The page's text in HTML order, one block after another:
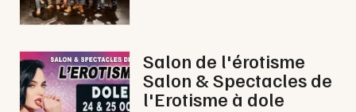
Newsletter des sorties
Artistes en tournée
Actus à Champagnole
Salon de l'érotisme
Salon & Spectacles de
l'Erotisme à dole